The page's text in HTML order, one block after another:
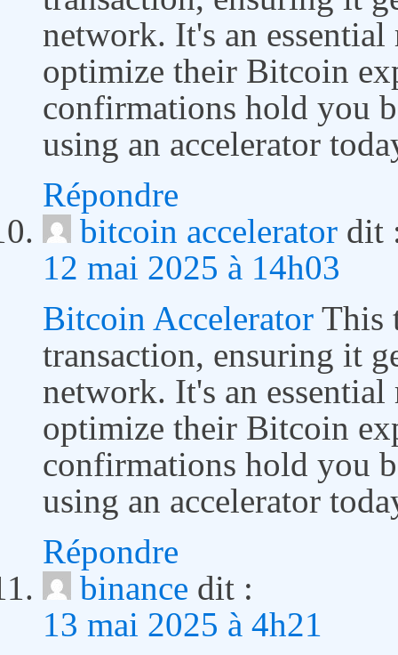
network. It's an
optimize their Bitcoin
confirmations hold you
using an accelerator
Répondre
bitcoin accelerator dit
12 mai 2025 à 14h03
Bitcoin Accelerator This
transaction, ensuring it
network. It's an
optimize their Bitcoin
confirmations hold you
using an accelerator
Répondre
binance dit :
13 mai 2025 à 4h21